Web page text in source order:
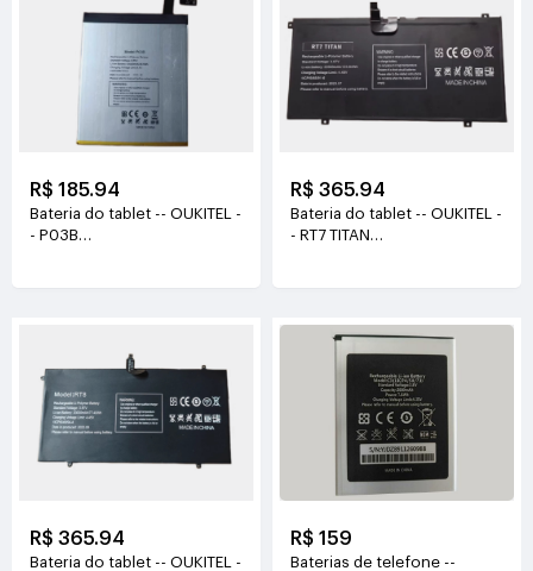
R$ 185.94
Bateria do tablet -- OUKITEL -
- P03B
R$ 365.94
Bateria do tablet -- OUKITEL -
- RT7 TITAN
R$ 365.94
Bateria do tablet -- OUKITEL -
R$ 159
Baterias de telefone --